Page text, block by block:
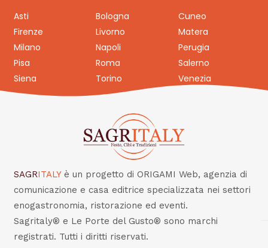
Asti Bologna
Cuneo
Firenze
Livorno
Matera
Milano
Napoli
Perugia
Pisa
Roma
Salerno
Siena
Torino Venezia
SAGRITALY è un progetto di ORIGAMI Web, agenzia di
comunicazione e casa editrice specializzata nei settori
enogastronomia, ristorazione ed eventi.
Sagritaly® e Le Porte del Gusto® sono marchi
registrati. Tutti i diritti riservati.